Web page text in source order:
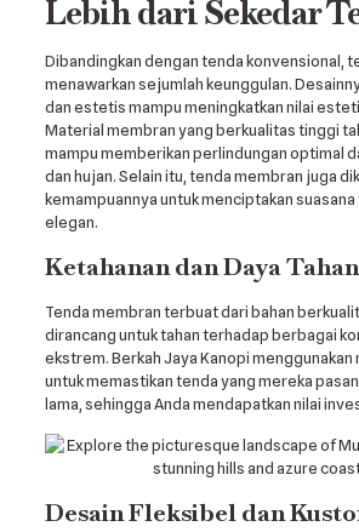
Lebih dari Sekedar
Dibandingkan dengan tenda konvensional,
menawarkan sejumlah keunggulan.
dan estetis mampu meningkatkan nilai
Material membran yang berkualitas tinggi
mampu memberikan perlindungan optimal
dan hujan. Selain itu, tenda membran juga
kemampuannya untuk menciptakan suasana
elegan.
Ketahanan dan Daya Tahan
Tenda membran terbuat dari bahan
dirancang untuk tahan terhadap berbagai
ekstrem. Berkah Jaya Kanopi menggunakan
untuk memastikan tenda yang mereka
lama, sehingga Anda mendapatkan nilai
Desain Fleksibel dan